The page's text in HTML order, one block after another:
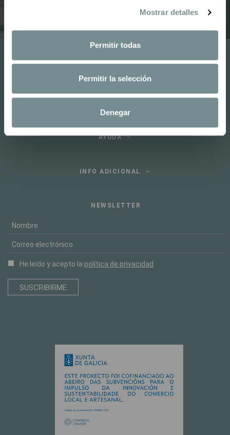
Mostrar detalles
Permitir todas
Permitir la selección
Denegar
AYUDA
INFO ADICIONAL
NEWSLETTER
He leído y acepto la política de privacidad